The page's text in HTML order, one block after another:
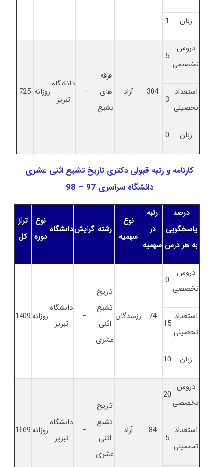
زبان 1
دروس
تخصصی
5
304 آزاد
فرقه
های
تشیع
–
دانشگاه
تبریز
روزانه 725
استعداد
تحصیلی
3
زبان 0
کارنامه و رتبه قبولی دکتری تاریخ تشیع اثنی عشری
دانشگاه سراسری 97 – 98
درصد
پاسخگویی
به هر درس
رتبه
در
سهمیه
نوع
سهمیه
رشته گرایشدانشگاه
نوع
دوره
تراز
کل
دروس
تخصصی
0
74 رزمندگان
تاریخ
تشیع
اثنی
عشری
–
دانشگاه
تبریز
روزانه 1409
استعداد
تحصیلی
15
زبان 10
دروس
تخصصی
20
84 آزاد
تاریخ
تشیع
اثنی
عشری
–
دانشگاه
تبریز
روزانه 1669
استعداد
تحصیلی
5